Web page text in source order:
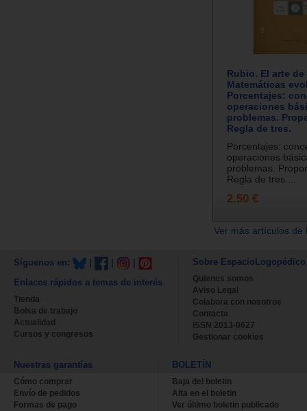
Rubio. El arte de
Matemáticas
Porcentajes:
operaciones
problemas.
Regla de tres.
Porcentajes:
operaciones
problemas.
Regla de tres....
2.50 €
Ver más artículos
Síguenos en:
Enlaces rápidos a temas de interés
Tienda
Bolsa de trabajo
Actualidad
Cursos y congresos
Sobre EspacioLogopédico
Quienes somos
Aviso Legal
Colabora con nosotros
Contacta
ISSN 2013-0627
Gestionar cookies
Nuestras garantías
Cómo comprar
Envío de pedidos
Formas de pago
BOLETÍN
Baja del boletin
Alta en el boletin
Ver último boletin publicado